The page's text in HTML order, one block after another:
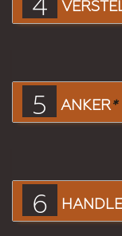
4
5 ANKER*
6 HANDLE